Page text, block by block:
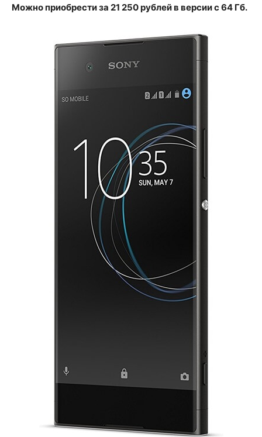
Можно приобрести за 21 250 рублей в версии с 64 Гб.